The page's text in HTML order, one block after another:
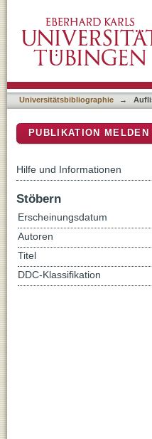
Universitätsbibliographie →
PUBLIKATION MELDEN
Hilfe und Informationen
Stöbern
Erscheinungsdatum
Autoren
Titel
DDC-Klassifikation